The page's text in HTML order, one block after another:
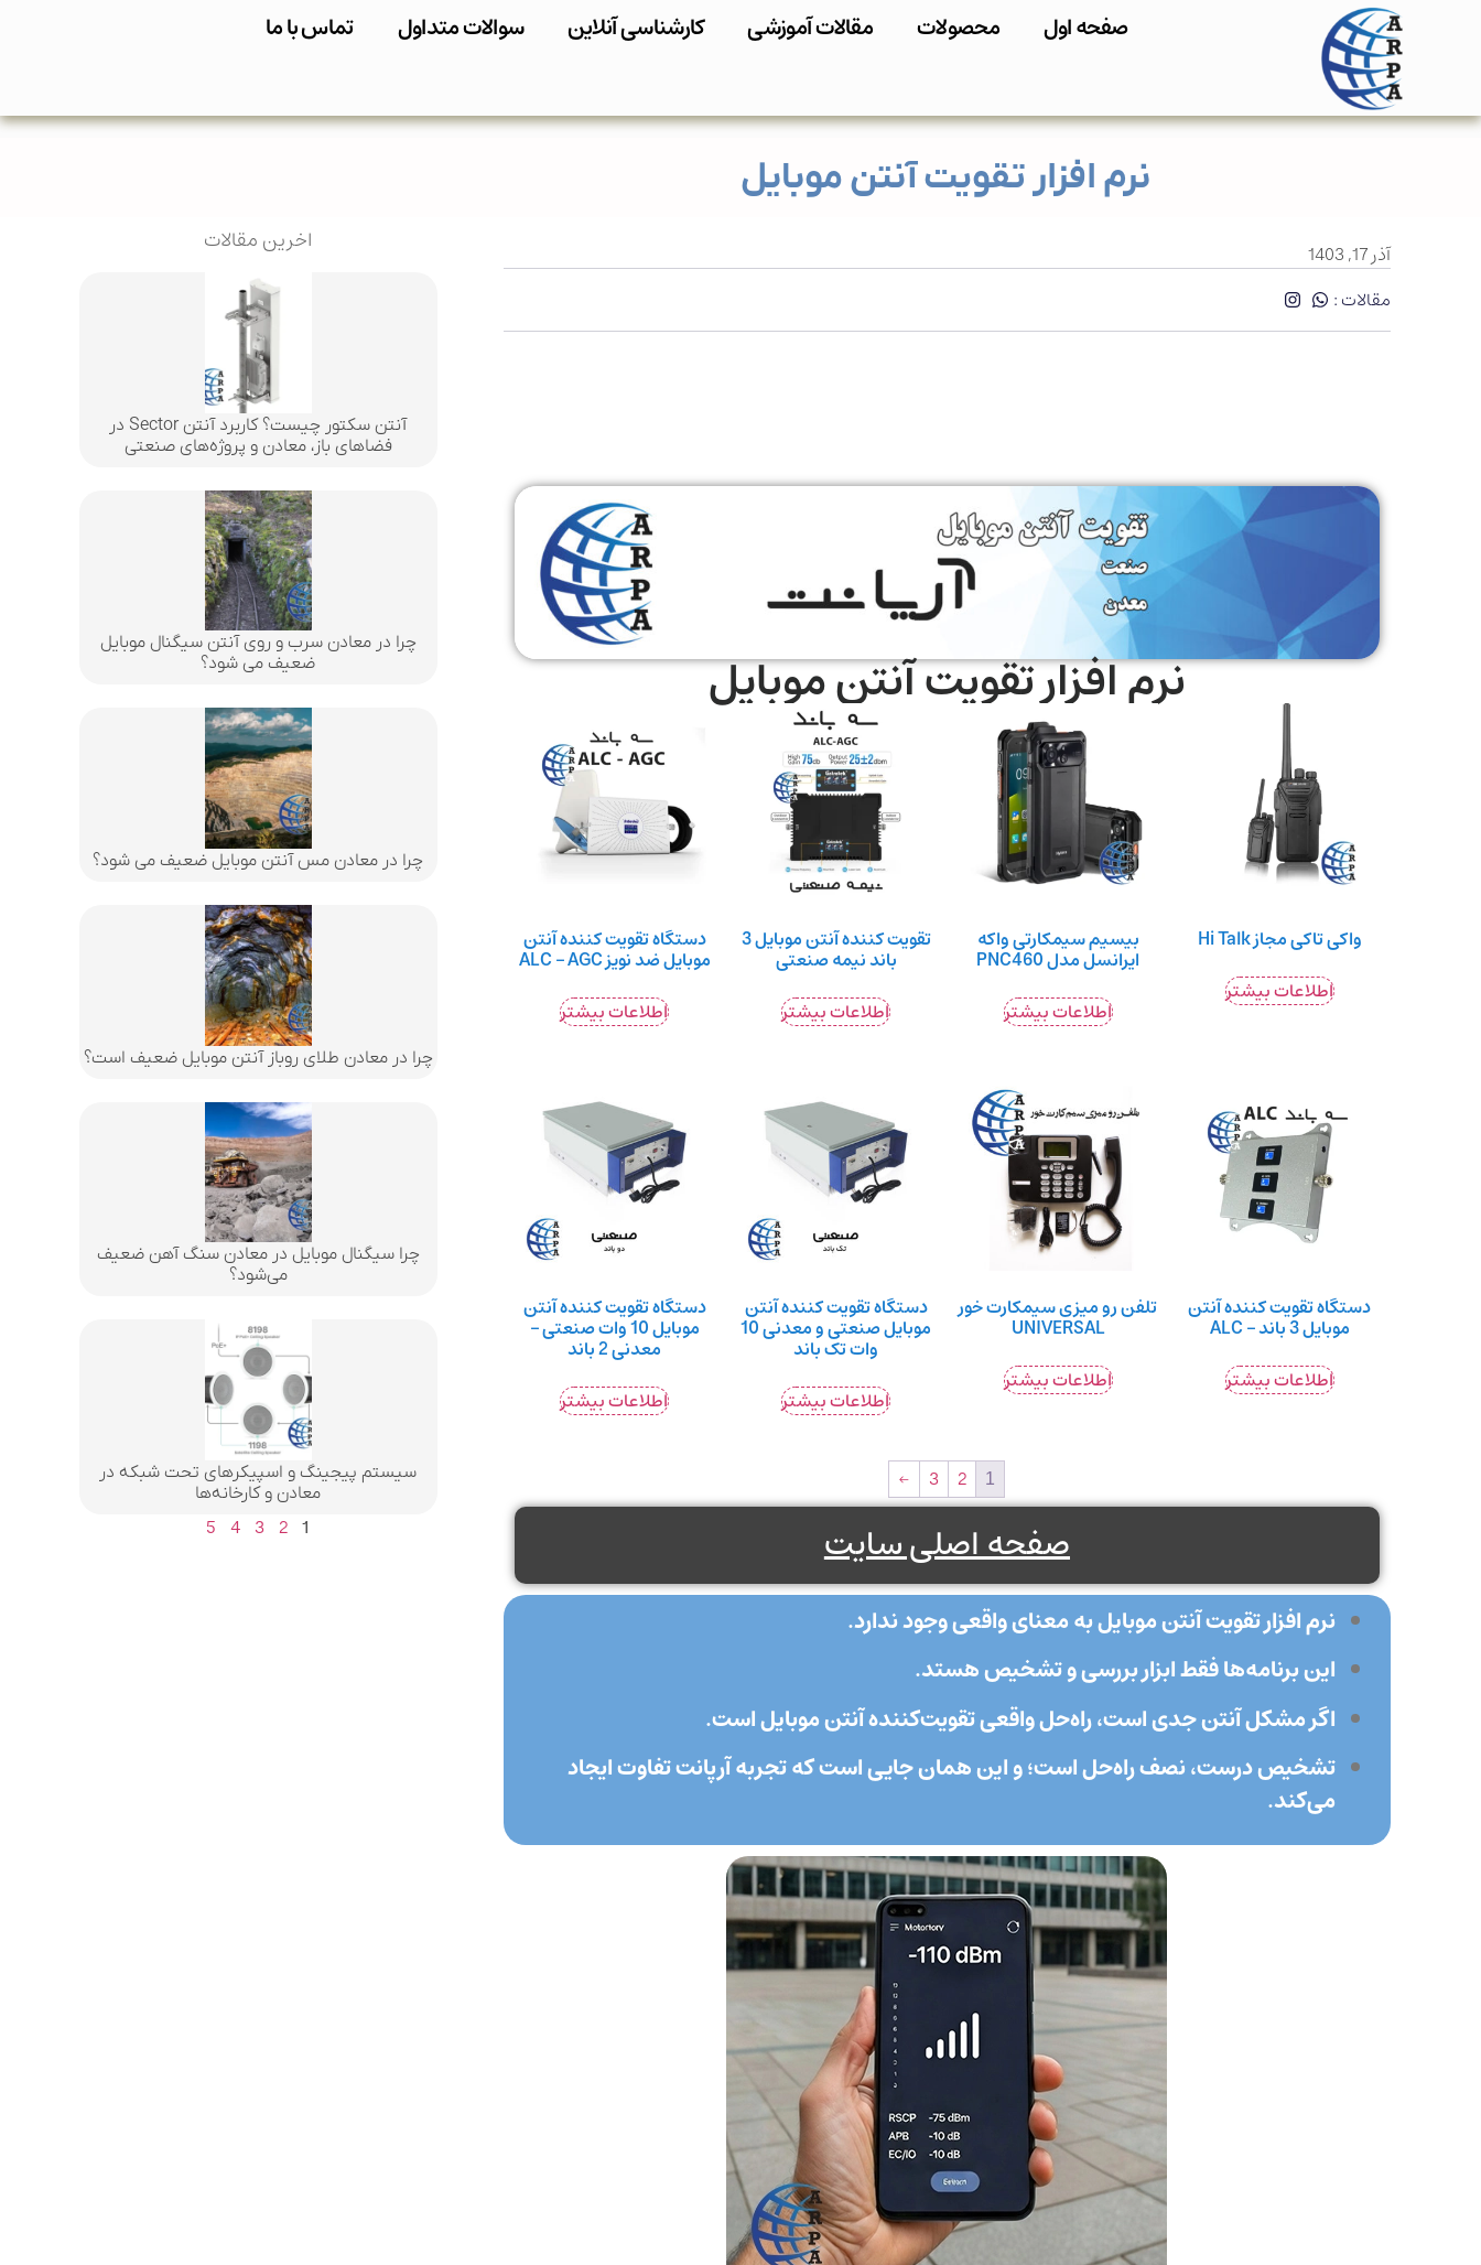
صفحه اول محصولات مقالات آموزشی کارشناسی آنلاین سوالات متداول تماس با ما
نرم‌ افزار تقویت آنتن موبایل
آذر 17, 1403
مقالات :
نرم افزار تقویت آنتن موبایل
واکی تاکی مجاز Hi Talk
اطلاعات بیشتر
بیسیم سیمکارتی واکه
ایرانسل مدل PNC460
اطلاعات بیشتر
تقویت کننده آنتن موبایل 3
باند نیمه صنعتی
اطلاعات بیشتر
دستگاه تقویت کننده آنتن
موبایل ضد نویز ALC – AGC
اطلاعات بیشتر
دستگاه تقویت کننده آنتن
موبایل 3 باند – ALC
اطلاعات بیشتر
تلفن رو میزی سیمکارت خور
UNIVERSAL
اطلاعات بیشتر
دستگاه تقویت کننده آنتن
موبایل صنعتی و معدنی 10
وات تک باند
اطلاعات بیشتر
دستگاه تقویت کننده آنتن
موبایل 10 وات صنعتی –
معدنی 2 باند
اطلاعات بیشتر
1
2
3
←
صفحه اصلی سایت
نرم افزار تقویت آنتن موبایل به معنای واقعی وجود ندارد.
این برنامه‌ها فقط ابزار بررسی و تشخیص هستد.
اگر مشکل آنتن جدی است، راه‌حل واقعی تقویت‌کننده آنتن موبایل است.
تشخیص درست، نصف راه‌حل است؛ و این همان جایی است که تجربه آرپانت تفاوت ایجاد
می‌کند.
اخرین مقالات
آنتن سکتور چیست؟ کاربرد آنتن Sector در
فضاهای باز، معادن و پروژه‌های صنعتی
چرا در معادن سرب و روی آنتن سیگنال موبایل
ضعیف می شود؟
چرا در معادن مس آنتن موبایل ضعیف می شود؟
چرا در معادن طلای روباز آنتن موبایل ضعیف است؟
چرا سیگنال موبایل در معادن سنگ آهن ضعیف
می‌شود؟
سیستم پیجینگ و اسپیکرهای تحت شبکه در
معادن و کارخانه‌ها
1
2
3
4
5